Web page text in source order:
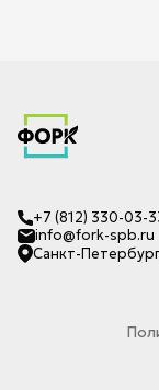
+7 (812) 330-03-
info@fork-spb.ru
Санкт-